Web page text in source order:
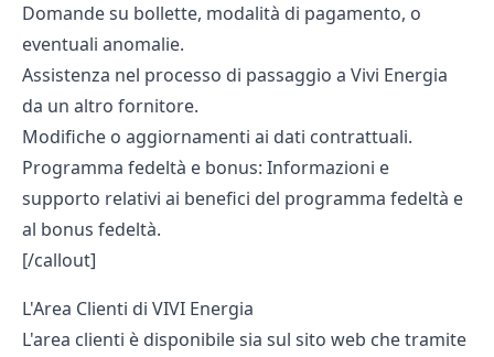
Domande su bollette, modalità di pagamento, o
eventuali anomalie.
Assistenza nel processo di passaggio a Vivi Energia
da un altro fornitore.
Modifiche o aggiornamenti ai dati contrattuali.
Programma fedeltà e bonus: Informazioni e
supporto relativi ai benefici del programma fedeltà e
al bonus fedeltà.
[/callout]
L'Area Clienti di VIVI Energia
L'area clienti è disponibile sia sul sito web che tramite